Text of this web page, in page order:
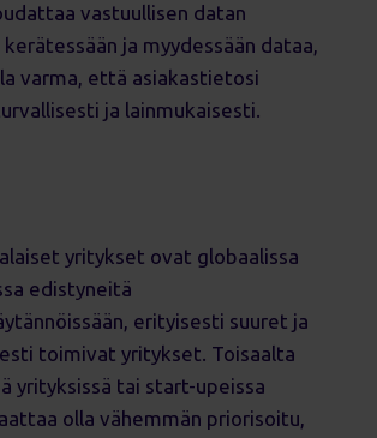
vastuullisen datan
ja myydessään dataa,
varma, että asiakastietosi
ja lainmukaisesti.
yritykset ovat globaalissa
edistyneitä
erityisesti suuret ja
toimivat yritykset. Toisaalta
yrityksissä tai start-upeissa
olla vähemmän priorisoitu,